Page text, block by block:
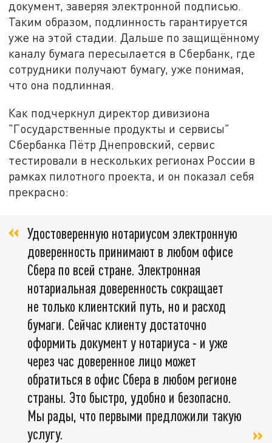
документ, заверяя электронной подписью.
Таким образом, подлинность гарантируется
уже на этой стадии. Дальше по защищённому
каналу бумага пересылается в Сбербанк, где
сотрудники получают бумагу, уже понимая,
что она подлинная.
Как подчеркнул директор дивизиона
"Государственные продукты и сервисы"
Сбербанка Пётр Днепровский, сервис
тестировали в нескольких регионах России в
рамках пилотного проекта, и он показал себя
прекрасно:
Удостоверенную нотариусом электронную
доверенность принимают в любом офисе
Сбера по всей стране. Электронная
нотариальная доверенность сокращает
не только клиентский путь, но и расход
бумаги. Сейчас клиенту достаточно
оформить документ у нотариуса - и уже
через час доверенное лицо может
обратиться в офис Сбера в любом регионе
страны. Это быстро, удобно и безопасно.
Мы рады, что первыми предложили такую
услугу.